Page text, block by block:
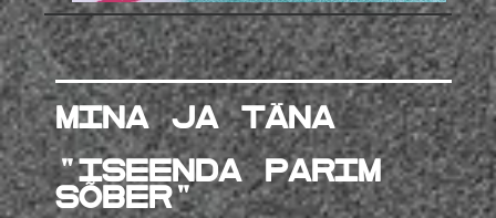
mina ja täna
"Iseenda parim
sõber"